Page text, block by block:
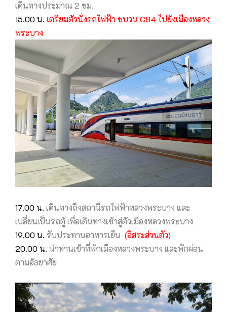
เดินทางประมาณ 2 ชม.
15.00 น. เตรียมตัวนั่งรถไฟฟ้า ขบวน C84 ไปยังเมืองหลวง
พระบาง
17.00 น. เดินทางถึงสถานีรถไฟฟ้าหลวงพระบาง และ
เปลี่ยนเป็นรถตู้ เพื่อเดินทางเข้าสู่ตัวเมืองหลวงพระบาง
19.00 น. รับประทานอาหารเย็น (อิสระส่วนตัว)
20.00 น. นำท่านเข้าที่พักเมืองหลวงพระบาง และพักผ่อน
ตามอัธยาศัย